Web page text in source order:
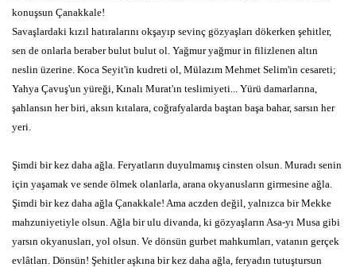
konuşsun Çanakkale!
Savaşlardaki kızıl hatıralarını okşayıp sevinç gözyaşları dökerken şehitler,
sen de onlarla beraber bulut bulut ol. Yağmur yağmur in filizlenen altın
neslin üzerine. Koca Seyit'in kudreti ol, Mülazım Mehmet Selim'in cesareti;
Yahya Çavuş'un yüreği, Kınalı Murat'ın teslimiyeti... Yürü damarlarına,
şahlansın her biri, aksın kıtalara, coğrafyalarda baştan başa bahar, sarsın her
yeri.
Şimdi bir kez daha ağla. Feryatların duyulmamış cinsten olsun. Muradı senin
için yaşamak ve sende ölmek olanlarla, arana okyanusların girmesine ağla.
Şimdi bir kez daha ağla Çanakkale! Ama aczden değil, yalnızca bir Mekke
mahzuniyetiyle olsun. Ağla bir ulu divanda, ki gözyaşların Asa-yı Musa gibi
yarsın okyanusları, yol olsun. Ve dönsün gurbet mahkumları, vatanın gerçek
evlâtları. Dönsün! Şehitler aşkına bir kez daha ağla, feryadın tutuştursun